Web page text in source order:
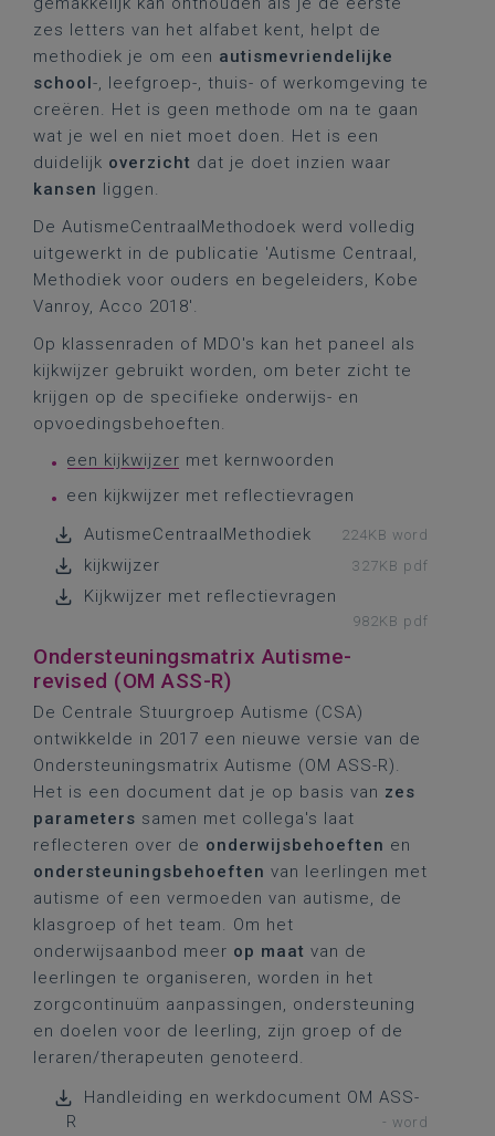
zes letters van het alfabet kent, helpt de
methodiek je om een autismevriendelijke
school-, leefgroep-, thuis- of werkomgeving te
creëren. Het is geen methode om na te gaan
wat je wel en niet moet doen. Het is een
duidelijk overzicht dat je doet inzien waar
kansen liggen.
De AutismeCentraalMethodoek werd volledig
uitgewerkt in de publicatie 'Autisme Centraal,
Methodiek voor ouders en begeleiders, Kobe
Vanroy, Acco 2018'.
Op klassenraden of MDO's kan het paneel als
kijkwijzer gebruikt worden, om beter zicht te
krijgen op de specifieke onderwijs- en
opvoedingsbehoeften.
een kijkwijzer met kernwoorden
een kijkwijzer met reflectievragen
AutismeCentraalMethodiek
224KB word
kijkwijzer 327KB pdf
Kijkwijzer met reflectievragen
982KB pdf
Ondersteuningsmatrix Autisme-
revised (OM ASS-R)
De Centrale Stuurgroep Autisme (CSA)
ontwikkelde in 2017 een nieuwe versie van de
Ondersteuningsmatrix Autisme (OM ASS-R).
Het is een document dat je op basis van zes
parameters samen met collega's laat
reflecteren over de onderwijsbehoeften en
ondersteuningsbehoeften van leerlingen met
autisme of een vermoeden van autisme, de
klasgroep of het team. Om het
onderwijsaanbod meer op maat van de
leerlingen te organiseren, worden in het
zorgcontinuüm aanpassingen, ondersteuning
en doelen voor de leerling, zijn groep of de
leraren/therapeuten genoteerd.
Handleiding en werkdocument OM ASS-
R
- word